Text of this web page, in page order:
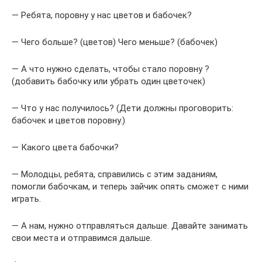
— Ребята, поровну у нас цветов и бабочек?
— Чего больше? (цветов) Чего меньше? (бабочек)
— А что нужно сделать, чтобы стало поровну ?
(добавить бабочку или убрать один цветочек)
— Что у нас получилось? (Дети должны проговорить:
бабочек и цветов поровну.)
— Какого цвета бабочки?
— Молодцы, ребята, справились с этим заданиям,
помогли бабочкам, и теперь зайчик опять сможет с ними
играть.
— А нам, нужно отправляться дальше. Давайте занимать
свои места и отправимся дальше.